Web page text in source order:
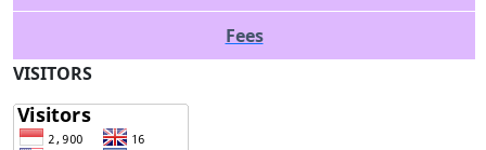
Fees
VISITORS